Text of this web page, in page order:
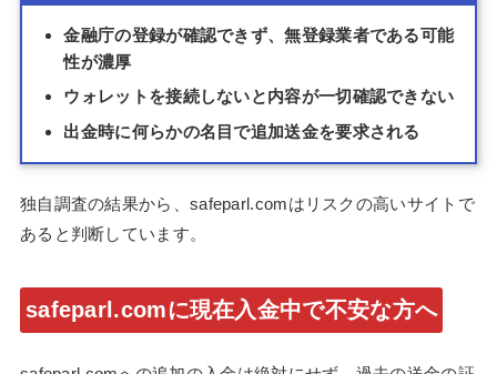
金融庁の登録が確認できず、無登録業者である可能
性が濃厚
ウォレットを接続しないと内容が一切確認できない
出金時に何らかの名目で追加送金を要求される
独自調査の結果から、safeparl.comはリスクの高いサイトで
あると判断しています。
safeparl.comに現在入金中で不安な方へ